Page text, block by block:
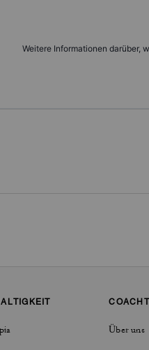
Weitere Informationen darüber,
Über uns